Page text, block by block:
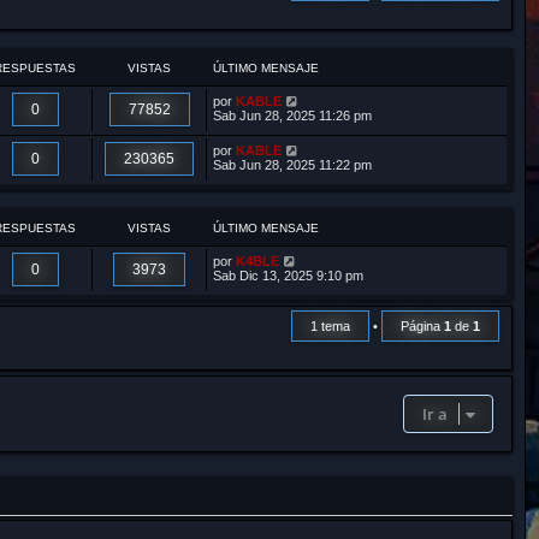
VISTAS ÚLTIMO MENSAJE
0 77852 por KABLE
Sab Jun 28, 2025 11:26 pm
0 230365 por KABLE
Sab Jun 28, 2025 11:22 pm
VISTAS ÚLTIMO MENSAJE
0 3973 por K4BLE
Sab Dic 13, 2025 9:10 pm
1 tema • Página 1 de 1
Ir a